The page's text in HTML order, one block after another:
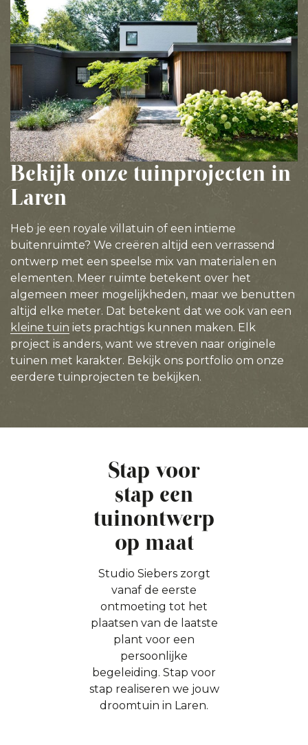
Bekijk onze tuinprojecten in
Laren
Heb je een royale villatuin of een intieme
buitenruimte? We creëren altijd een verrassend
ontwerp met een speelse mix van materialen en
elementen. Meer ruimte betekent over het
algemeen meer mogelijkheden, maar we benutten
altijd elke meter. Dat betekent dat we ook van een
kleine tuin iets prachtigs kunnen maken. Elk
project is anders, want we streven naar originele
tuinen met karakter. Bekijk ons portfolio om onze
eerdere tuinprojecten te bekijken.
Stap voor
stap een
tuinontwerp
op maat
Studio Siebers zorgt
vanaf de eerste
ontmoeting tot het
plaatsen van de laatste
plant voor een
persoonlijke
begeleiding. Stap voor
stap realiseren we jouw
droomtuin in Laren.